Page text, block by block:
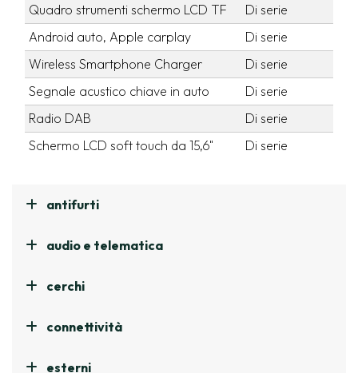
Quadro strumenti schermo LCD TF
Di serie
Android auto, Apple carplay
Di serie
Wireless Smartphone Charger
Di serie
Segnale acustico chiave in auto
Di serie
Radio DAB
Di serie
Schermo LCD soft touch da 15,6"
Di serie
antifurti
audio e telematica
cerchi
connettività
esterni